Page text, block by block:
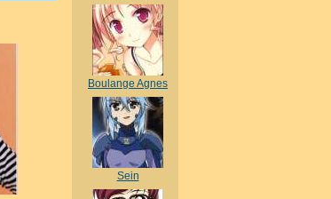
Boulange Agnes
Sein